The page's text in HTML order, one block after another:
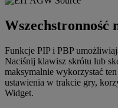
Wszechstronność
Funkcje PIP i PBP
Naciśnij klawisz skrótu lub
maksymalnie wykorzystać
ustawienia w trakcie gry,
Widget.